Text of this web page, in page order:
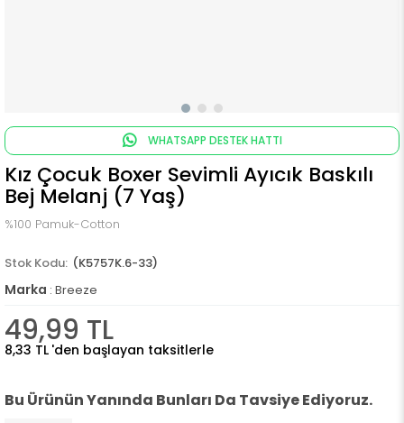
WHATSAPP DESTEK HATTI
Kız Çocuk Boxer Sevimli Ayıcık Baskılı
Bej Melanj (7 Yaş)
%100 Pamuk-Cotton
(K5757K.6-33)
Marka : Breeze
49,99 TL
8,33 TL 'den başlayan taksitlerle
Bu Ürünün Yanında Bunları Da Tavsiye Ediyoruz.